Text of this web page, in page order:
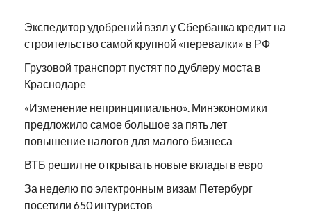
Экспедитор удобрений взял у Сбербанка кредит на
строительство самой крупной «перевалки» в РФ
Грузовой транспорт пустят по дублеру моста в
Краснодаре
«Изменение непринципиально». Минэкономики
предложило самое большое за пять лет
повышение налогов для малого бизнеса
ВТБ решил не открывать новые вклады в евро
За неделю по электронным визам Петербург
посетили 650 интуристов